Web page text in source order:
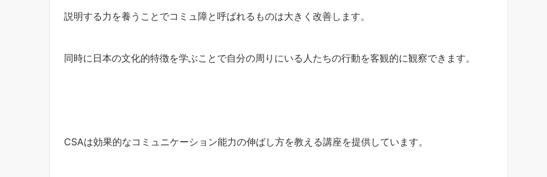
説明する力を養うことでコミュ障と呼ばれるものは大きく改善します。
同時に日本の文化的特徴を学ぶことで自分の周りにいる人たちの行動を客観的に観察できます。
CSAは効果的なコミュニケーション能力の伸ばし方を教える講座を提供しています。